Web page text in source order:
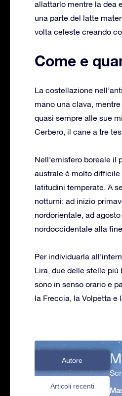
allattarlo mentre la dea
una parte del latte
volta celeste creando
Come e
La costellazione
mano una clava,
quasi sempre alle sue
Cerbero, il cane a tre
Nell’emisfero boreale il
australe è molto
latitudini temperate. A
notturni: ad inizio
nordorientale, ad
nordoccidentale alla
Per individuarla
Lira, due delle stelle
sono in senso orario e
la Freccia, la Volpetta e
Autore
Articoli recenti